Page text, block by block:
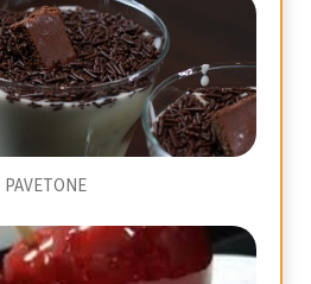
PAVETONE